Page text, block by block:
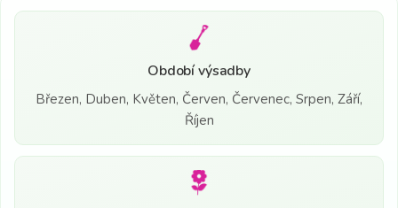
Období výsadby
Březen, Duben, Květen, Červen, Červenec, Srpen, Září,
Říjen